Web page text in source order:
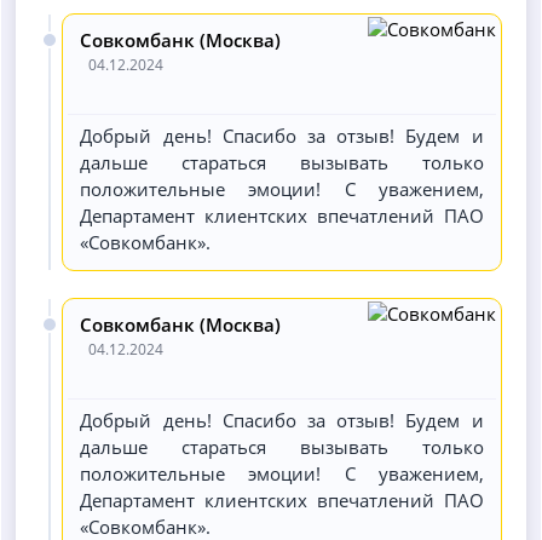
Совкомбанк (Москва)
04.12.2024
Добрый день! Спасибо за отзыв! Будем и
дальше стараться вызывать только
положительные эмоции! С уважением,
Департамент клиентских впечатлений ПАО
«Совкомбанк».
Совкомбанк (Москва)
04.12.2024
Добрый день! Спасибо за отзыв! Будем и
дальше стараться вызывать только
положительные эмоции! С уважением,
Департамент клиентских впечатлений ПАО
«Совкомбанк».